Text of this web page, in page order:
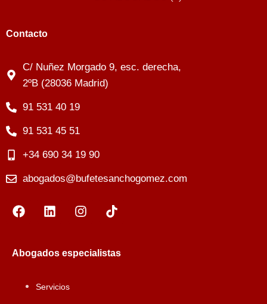
Contacto
C/ Nuñez Morgado 9, esc. derecha,
2ºB (28036 Madrid)
91 531 40 19
91 531 45 51
+34 690 34 19 90
abogados@bufetesanchogomez.com
Abogados especialistas
Servicios